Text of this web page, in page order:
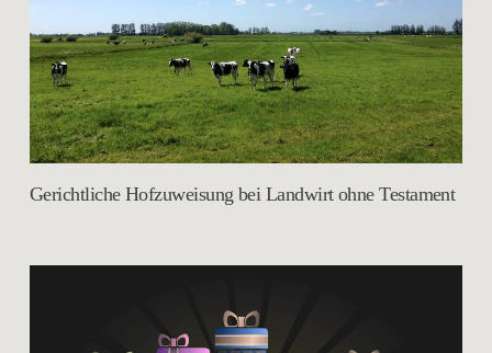
Gerichtliche Hofzuweisung bei Landwirt ohne Testament